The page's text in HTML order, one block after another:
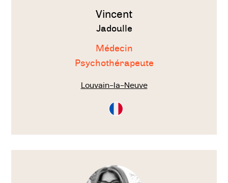
Vincent
Jadoulle
Médecin
Psychothérapeute
Louvain-la-Neuve
Consultation
en
Voir